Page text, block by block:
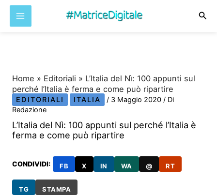
Home » Editoriali » L’Italia del Nì: 100 appunti sul
perché l’Italia è ferma e come può ripartire
EDITORIALI ITALIA / 3 Maggio 2020/ Di
Redazione
L’Italia del Nì: 100 appunti sul perché l’Italia è
ferma e come può ripartire
CONDIVIDI: FB X IN WA @ RT
TG STAMPA